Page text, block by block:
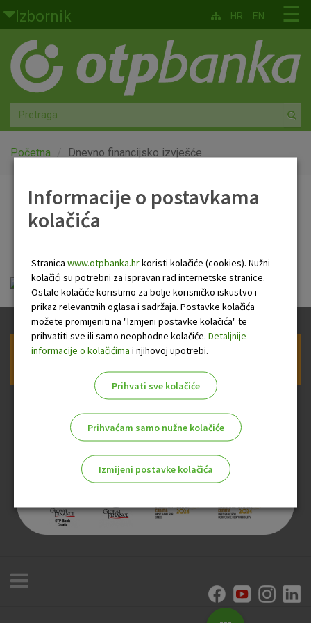
Skoči na glavni sadržaj
Izbornik
Građani
Privatno bankarstvo
Agro
Mala poduzeća i obrtnici
Globalna tržišta
O nama
☰
HR EN
Početna Dnevno financijsko izvješće
Dnevno financijsko
Dnevno financijsko izvješće.pdf
Prijava na newsletter OTP banke
Informacije o postavkama
kolačića
Stranica www.otpbanka.hrkoristi kolačiće (cookies). Nužni
kolačići su potrebni za ispravan rad internetske stranice.
Ostale kolačiće koristimo za bolje korisničko iskustvo i
prikaz relevantnih oglasa i sadržaja. Postavke kolačića
možete promijeniti na "Izmjeni postavke kolačića" te
prihvatiti sve ili samo neophodne kolačiće. Detaljnije
informacije o kolačićima i njihovoj upotrebi.
Prihvati sve kolačiće
Prihvaćam samo nužne kolačiće
Izmijeni postavke kolačića
Nužni kolačići